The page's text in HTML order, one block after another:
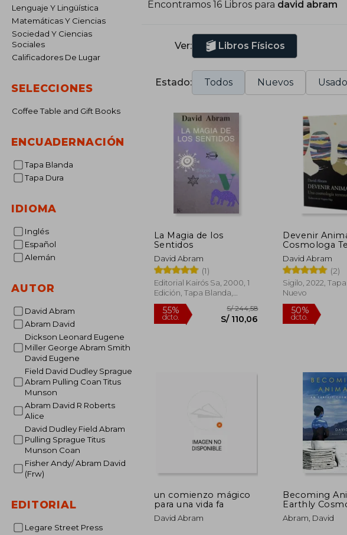
Lenguaje Y Lingüística
Matemáticas Y Ciencias
Sociedad Y Ciencias
Sociales
Calificadores De Lugar
SELECCIONES
Coffee Table and Gift Books
ENCUADERNACIÓN
Tapa Blanda
Tapa Dura
IDIOMA
Inglés
Español
Alemán
AUTOR
David Abram
Abram David
Dickson Leonard Eugene
Miller George Abram Smith
David Eugene
Field David Dudley Sprague
Abram Pulling Coan Titus
Munson
Abram David R Roberts
Alice
David Dudley Field Abram
Pulling Sprague Titus
Munson Coan
Fisher Andy/ Abram David
(Frw)
EDITORIAL
Legare Street Press
Encontramos 16 Libros para david abram
Ver: Libros Físicos
Estado: Todos Nuevos
La Magia de los
Sentidos
David Abram
(1)
Editorial Kairós Sa, 2000, 1
Edición, Tapa Blanda,
Nuevo
Devenir
Cosmologa
David Abram
(2)
Sigilo, 2022,
Nuevo
50%
dcto.
un comienzo mágico
para una vida fa
David Abram
Becoming
Earthly
(en Inglés)
Abram, David